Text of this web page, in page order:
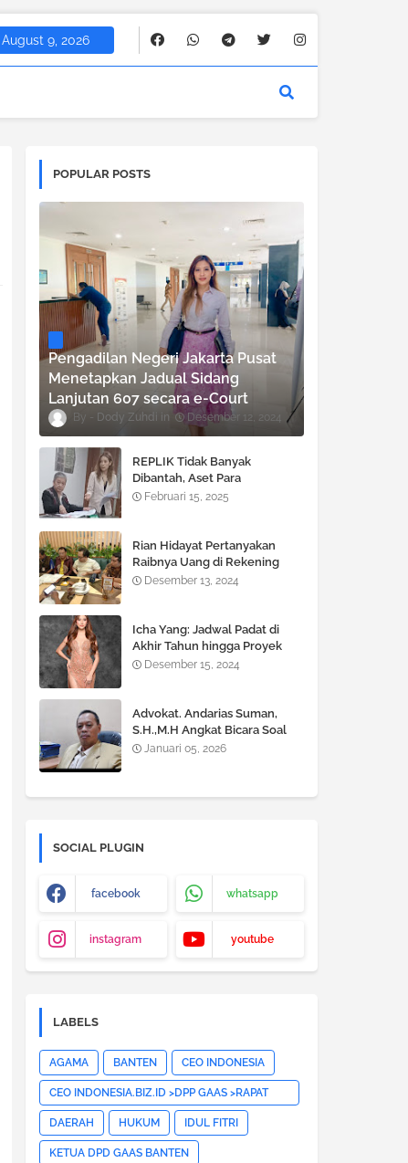
August 9, 2026
POPULAR POSTS
Pengadilan Negeri Jakarta Pusat
Menetapkan Jadual Sidang
Lanjutan 607 secara e-Court
Dody Zuhdi Desember 12, 2024
REPLIK Tidak Banyak
Dibantah, Aset Para
TERGUGAT Terancam di SITA
Februari 15, 2025
Rian Hidayat Pertanyakan
Raibnya Uang di Rekening
Bank BNI Cabang Fatmawati
Desember 13, 2024
Icha Yang: Jadwal Padat di
Akhir Tahun hingga Proyek
Besar di 2025
Desember 15, 2024
Advokat. Andarias Suman,
S.H.,M.H Angkat Bicara Soal
KUHP dan KUHAP yang Baru
Januari 05, 2026
SOCIAL PLUGIN
facebook whatsapp
instagram youtube
LABELS
AGAMA BANTEN CEO INDONESIA
CEO INDONESIA.BIZ.ID >DPP GAAS >RAPAT
PLENO DPP GAAS >JAKARTA
PUSAT>HOTNEWS>
DAERAH HUKUM IDUL FITRI
KETUA DPD GAAS BANTEN